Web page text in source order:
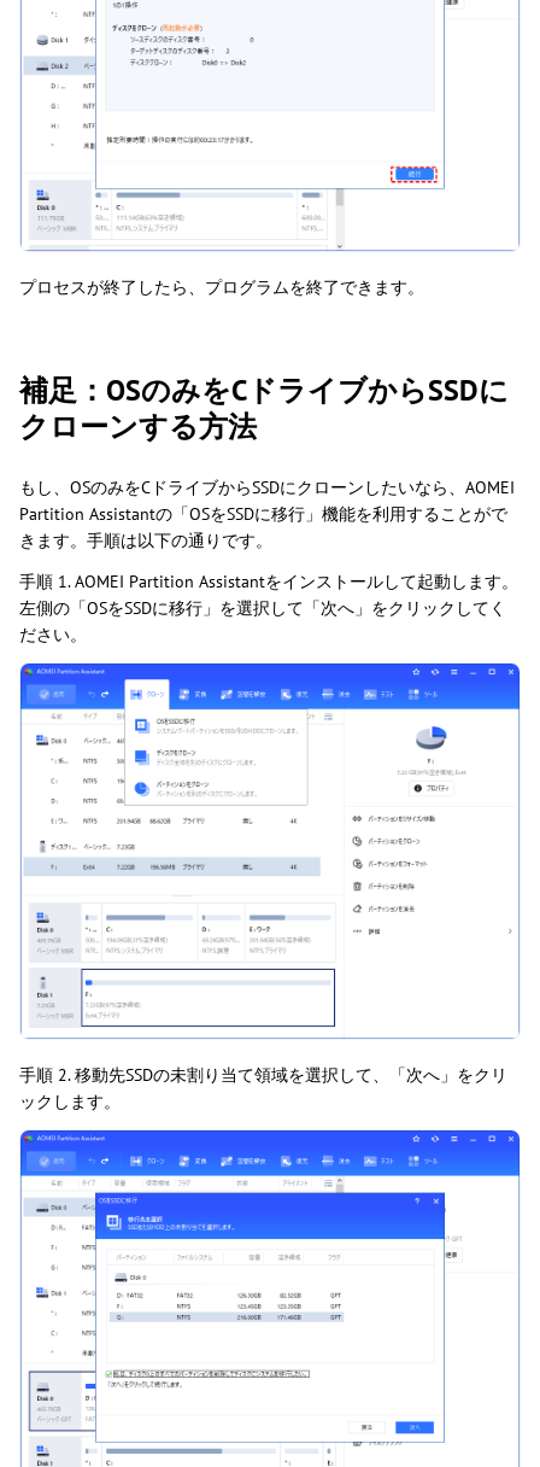
プロセスが終了したら、プログラムを終了できます。
補足：OSのみをCドライブからSSDに
クローンする方法
もし、OSのみをCドライブからSSDにクローンしたいなら、AOMEI
Partition Assistantの「OSをSSDに移行」機能を利用することがで
きます。手順は以下の通りです。
手順 1. AOMEI Partition Assistantをインストールして起動します。
左側の「OSをSSDに移行」を選択して「次へ」をクリックしてく
ださい。
手順 2. 移動先SSDの未割り当て領域を選択して、「次へ」をクリ
ックします。